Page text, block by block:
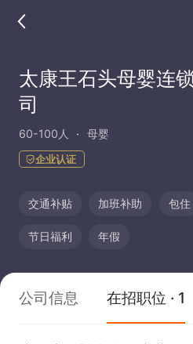
太康王石头母婴连
司
60-100人 母婴
企业认证
交通补贴 加班补助 包住
节日福利 年假
公司信息 在招职位 · 1